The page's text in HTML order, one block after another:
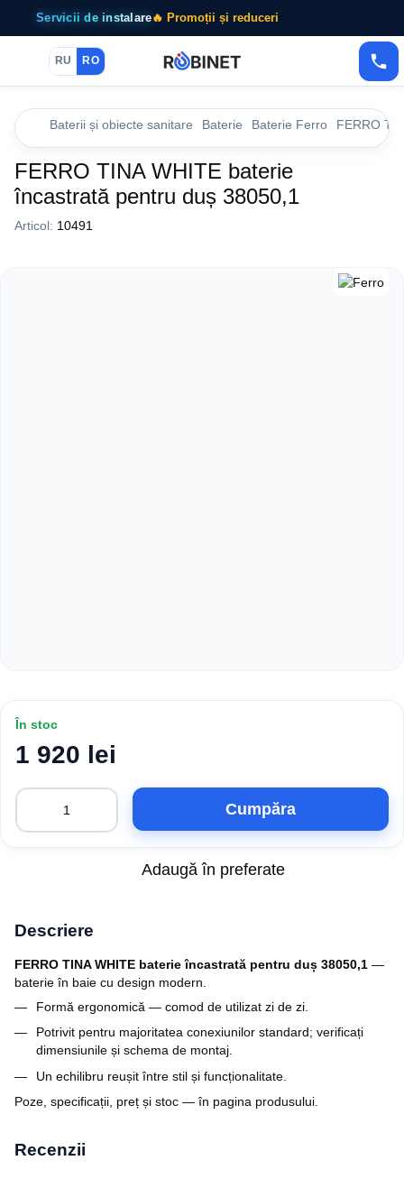
Servicii de instalare🔥 Promoții și reduceri
RU RO
Baterii și obiecte sanitare Baterie Baterie Ferro FERRO
FERRO TINA WHITE baterie
încastrată pentru duș 38050,1
Articol: 10491
În stoc
1 920 lei
Cumpăra
Adaugă în preferate
Descriere
FERRO TINA WHITE baterie încastrată pentru duș 38050,1 —
baterie în baie cu design modern.
Formă ergonomică — comod de utilizat zi de zi.
Potrivit pentru majoritatea conexiunilor standard; verificați
dimensiunile și schema de montaj.
Un echilibru reușit între stil și funcționalitate.
Poze, specificații, preț și stoc — în pagina produsului.
Recenzii